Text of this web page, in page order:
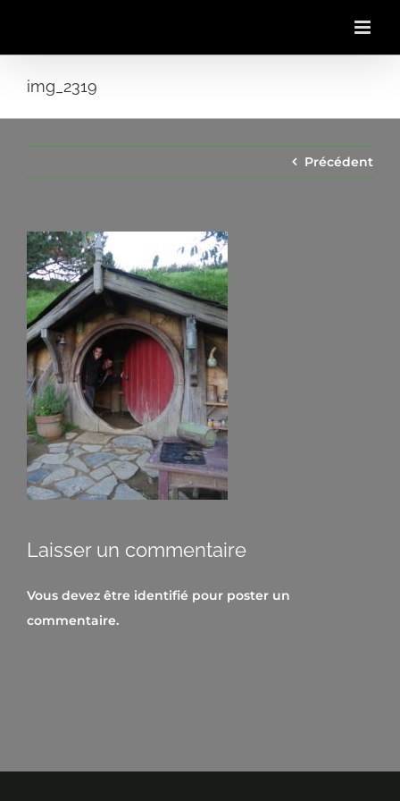
img_2319
Précédent
Laisser un commentaire
Vous devez être identifié pour poster un
commentaire.